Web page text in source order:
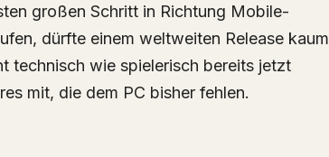
dürfte einem weltweiten Release kaum
technisch wie spielerisch bereits jetzt
mit, die dem PC bisher fehlen.